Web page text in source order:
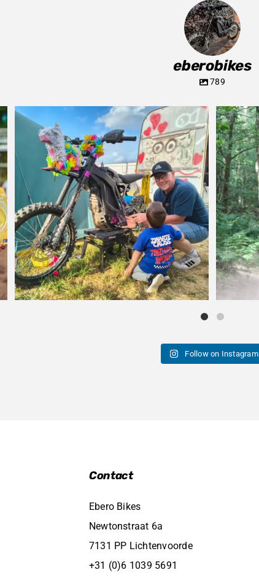
eberobikes
789
Follow on Instagram
Contact
Ebero Bikes
Newtonstraat 6a
7131 PP Lichtenvoorde
+31 (0)6 1039 5691